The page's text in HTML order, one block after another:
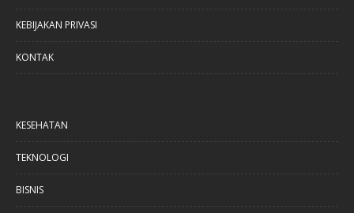
KEBIJAKAN PRIVASI
KONTAK
KESEHATAN
TEKNOLOGI
BISNIS